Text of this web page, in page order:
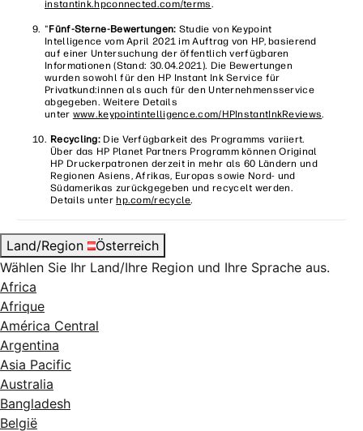
instantink.hpconnected.com/terms .
"Fünf-Sterne-Bewertungen: Studie von Keypoint
Intelligence vom April 2021 im Auftrag von HP, basierend
auf einer Untersuchung der öffentlich verfügbaren
Informationen (Stand: 30.04.2021). Die Bewertungen
wurden sowohl für den HP Instant Ink Service für
Privatkund:innen als auch für den Unternehmensservice
abgegeben. Weitere Details
unter www.keypointintelligence.com/HPInstantInkReviews.
Recycling: Die Verfügbarkeit des Programms variiert.
Über das HP Planet Partners Programm können Original
HP Druckerpatronen derzeit in mehr als 60 Ländern und
Regionen Asiens, Afrikas, Europas sowie Nord- und
Südamerikas zurückgegeben und recycelt werden.
Details unterhp.com/recycle.
Land/Region
Österreich
Wählen Sie Ihr Land/Ihre Region und Ihre Sprache aus.
Africa
Afrique
América Central
Argentina
Asia Pacific
Australia
Bangladesh
België